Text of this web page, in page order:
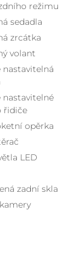
režimu
sedadla
zrcátka
volant
nastavitelná
nastavitelné
řidiče
opěrka
LED
zadní skla